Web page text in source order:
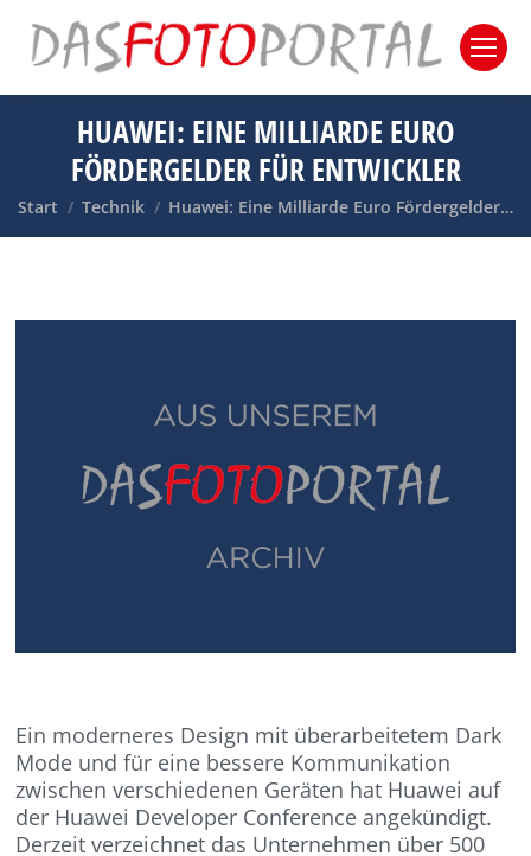
HUAWEI: EINE MILLIARDE EURO
FÖRDERGELDER FÜR ENTWICKLER
Sie befinden sich hier:
Start Technik Huawei: Eine Milliarde Euro Fördergelder…
Ein moderneres Design mit überarbeitetem Dark
Mode und für eine bessere Kommunikation
zwischen verschiedenen Geräten hat Huawei auf
der Huawei Developer Conference angekündigt.
Derzeit verzeichnet das Unternehmen über 500